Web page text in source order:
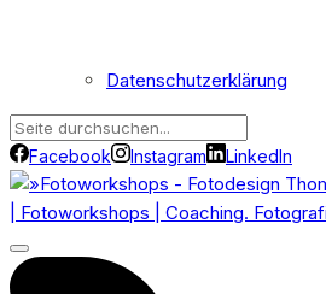
Datenschutzerklärung
Facebook Instagram LinkedIn